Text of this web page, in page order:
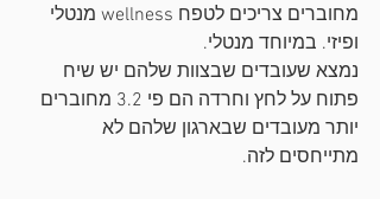
מחוברים צריכים לטפח wellness מנטלי
ופיזי. במיוחד מנטלי.
נמצא שעובדים שבצוות שלהם יש שיח
פתוח על לחץ וחרדה הם פי 3.2 מחוברים
יותר מעובדים שבארגון שלהם לא
מתייחסים לזה.